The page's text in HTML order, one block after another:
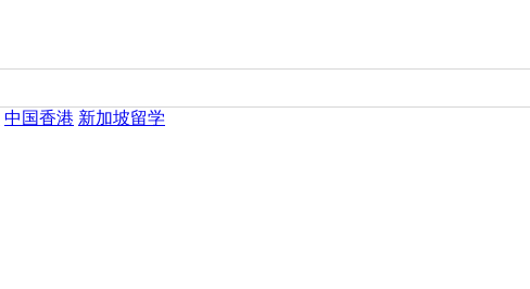
中国香港 新加坡留学